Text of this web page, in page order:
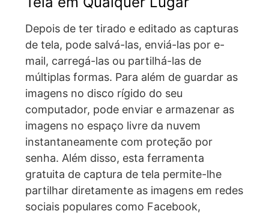
Depois de ter tirado e editado as capturas
de tela, pode salvá-las, enviá-las por e-
mail, carregá-las ou partilhá-las de
múltiplas formas. Para além de guardar as
imagens no disco rígido do seu
computador, pode enviar e armazenar as
imagens no espaço livre da nuvem
instantaneamente com proteção por
senha. Além disso, esta ferramenta
gratuita de captura de tela permite-lhe
partilhar diretamente as imagens em redes
sociais populares como Facebook,